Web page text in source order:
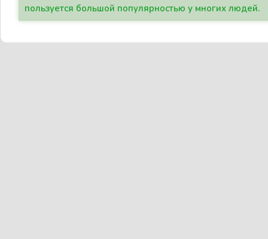
пользуется большой популярностью у многих людей.